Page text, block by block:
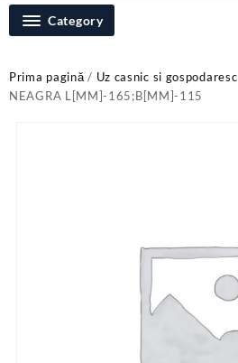
Category
Prima pagină/ Uz casnic si gospodaresc
NEAGRA L[MM]-165;B[MM]-115